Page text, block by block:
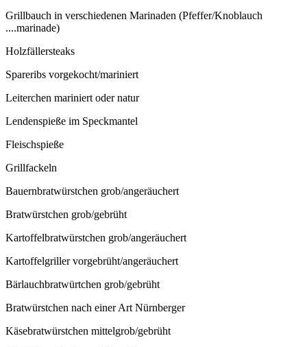
Grillbauch in verschiedenen Marinaden (Pfeffer/Knoblauch
....marinade)
Holzfällersteaks
Spareribs vorgekocht/mariniert
Leiterchen mariniert oder natur
Lendenspieße im Speckmantel
Fleischspieße
Grillfackeln
Bauernbratwürstchen grob/angeräuchert
Bratwürstchen grob/gebrüht
Kartoffelbratwürstchen grob/angeräuchert
Kartoffelgriller vorgebrüht/angeräuchert
Bärlauchbratwürtchen grob/gebrüht
Bratwürstchen nach einer Art Nürnberger
Käsebratwürstchen mittelgrob/gebrüht